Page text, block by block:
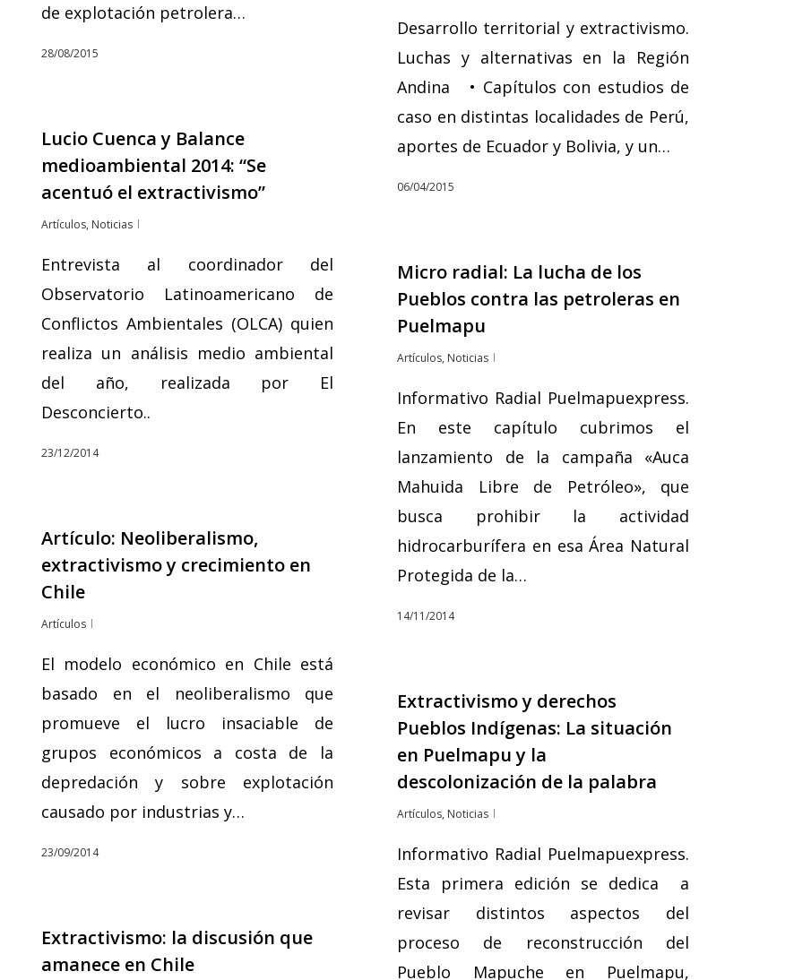
de explotación petrolera…
28/08/2015
Desarrollo territorial y extractivismo.
Luchas y alternativas en la Región
Andina • Capítulos con estudios de
caso en distintas localidades de Perú,
aportes de Ecuador y Bolivia, y un…
06/04/2015
Lucio Cuenca y Balance
medioambiental 2014: “Se
acentuó el extractivismo”
Artículos, Noticias
Entrevista al coordinador del
Observatorio Latinoamericano de
Conflictos Ambientales (OLCA) quien
realiza un análisis medio ambiental
del año, realizada por El
Desconcierto..
23/12/2014
Micro radial: La lucha de los
Pueblos contra las petroleras en
Puelmapu
Artículos, Noticias
Informativo Radial Puelmapuexpress.
En este capítulo cubrimos el
lanzamiento de la campaña «Auca
Mahuida Libre de Petróleo», que
busca prohibir la actividad
hidrocarburífera en esa Área Natural
Protegida de la…
14/11/2014
Artículo: Neoliberalismo,
extractivismo y crecimiento en
Chile
Artículos
El modelo económico en Chile está
basado en el neoliberalismo que
promueve el lucro insaciable de
grupos económicos a costa de la
depredación y sobre explotación
causado por industrias y…
23/09/2014
Extractivismo y derechos
Pueblos Indígenas: La situación
en Puelmapu y la
descolonización de la palabra
Artículos, Noticias
Informativo Radial Puelmapuexpress.
Esta primera edición se dedica a
revisar distintos aspectos del
proceso de reconstrucción del
Pueblo Mapuche en Puelmapu,
Extractivismo: la discusión que
amanece en Chile